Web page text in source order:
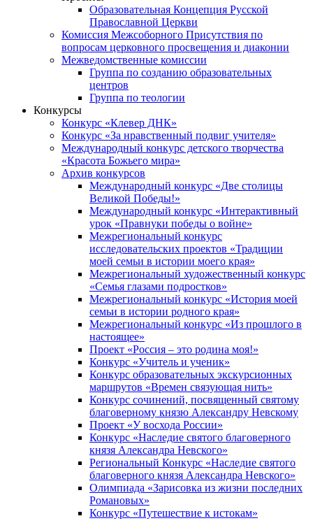
Образовательная Концепция Русской
Православной Церкви
Комиссия Межсоборного Присутствия по
вопросам церковного просвещения и диаконии
Межведомственные комиссии
Группа по созданию образовательных
центров
Группа по теологии
Конкурсы
Конкурс «Клевер ДНК»
Конкурс «За нравственный подвиг учителя»
Международный конкурс детского творчества
«Красота Божьего мира»
Архив конкурсов
Международный конкурс «Две столицы
Великой Победы!»
Международный конкурс «Интерактивный
урок «Правнуки победы о войне»
Межрегиональный конкурс
исследовательских проектов «Традиции
моей семьи в истории моего края»
Межрегиональный художественный конкурс
«Семья глазами подростков»
Межрегиональный конкурс «История моей
семьи в истории родного края»
Межрегиональный конкурс «Из прошлого в
настоящее»
Проект «Россия – это родина моя!»
Конкурс «Учитель и ученик»
Конкурс образовательных экскурсионных
маршрутов «Времен связующая нить»
Конкурс сочинений, посвященный святому
благоверному князю Александру Невскому
Проект «У восхода России»
Конкурс «Наследие святого благоверного
князя Александра Невского»
Региональный Конкурс «Наследие святого
благоверного князя Александра Невского»
Олимпиада «Зарисовка из жизни последних
Романовых»
Конкурс «Путешествие к истокам»